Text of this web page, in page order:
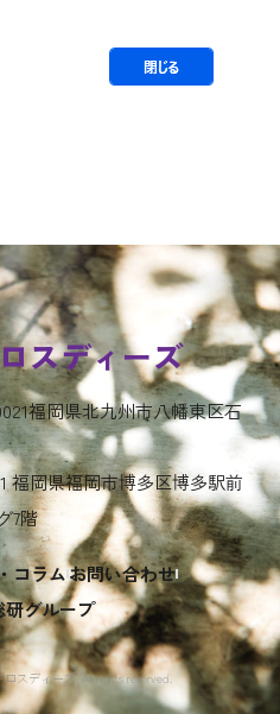
スディーズ
福岡県北九州市八幡東区石
福岡県福岡市博多区博多駅前
7階
コラムお問い合わせ
グループ
スディーズ. All rights reserved.